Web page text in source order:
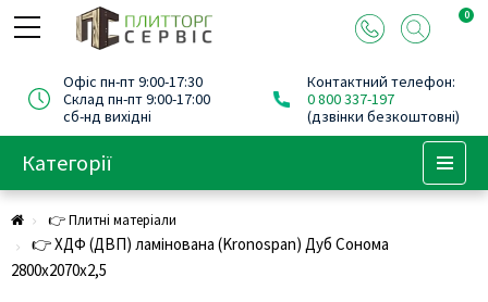
0
Офіс пн-пт 9:00-17:30
Склад пн-пт 9:00-17:00
сб-нд вихідні
Контактний телефон:
0 800 337-197
(дзвінки безкоштовні)
Категорії
👉 Плитні матеріали
👉 ХДФ (ДВП) ламінована (Kronospan) Дуб Сонома
2800х2070х2,5